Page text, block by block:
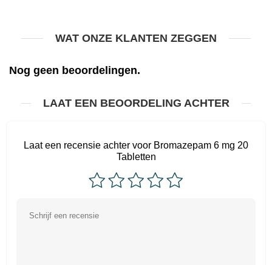
WAT ONZE KLANTEN ZEGGEN
Nog geen beoordelingen.
LAAT EEN BEOORDELING ACHTER
Laat een recensie achter voor Bromazepam 6 mg 20
Tabletten